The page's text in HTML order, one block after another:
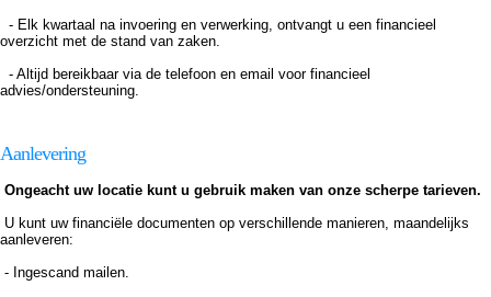
- Elk kwartaal na invoering en verwerking, ontvangt u een financieel
overzicht met de stand van zaken.
- Altijd bereikbaar via de telefoon en email voor financieel
advies/ondersteuning.
Aanlevering
Ongeacht uw locatie kunt u gebruik maken van onze scherpe tarieven.
U kunt uw financiële documenten op verschillende manieren, maandelijks
aanleveren:
- Ingescand mailen.